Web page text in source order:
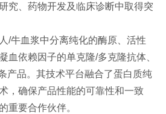
究、药物开发及临床诊断中取得突
/牛血浆中分离纯化的酶原、活性
血依赖因子的单克隆/多克隆抗体、
产品。其技术平台融合了蛋白质纯
，确保产品性能的可靠性和一致
重要合作伙伴。